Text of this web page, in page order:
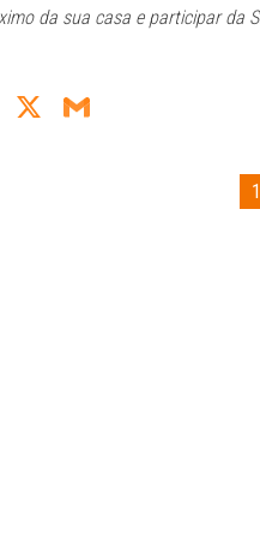
da sua casa e participar da
W
X
1